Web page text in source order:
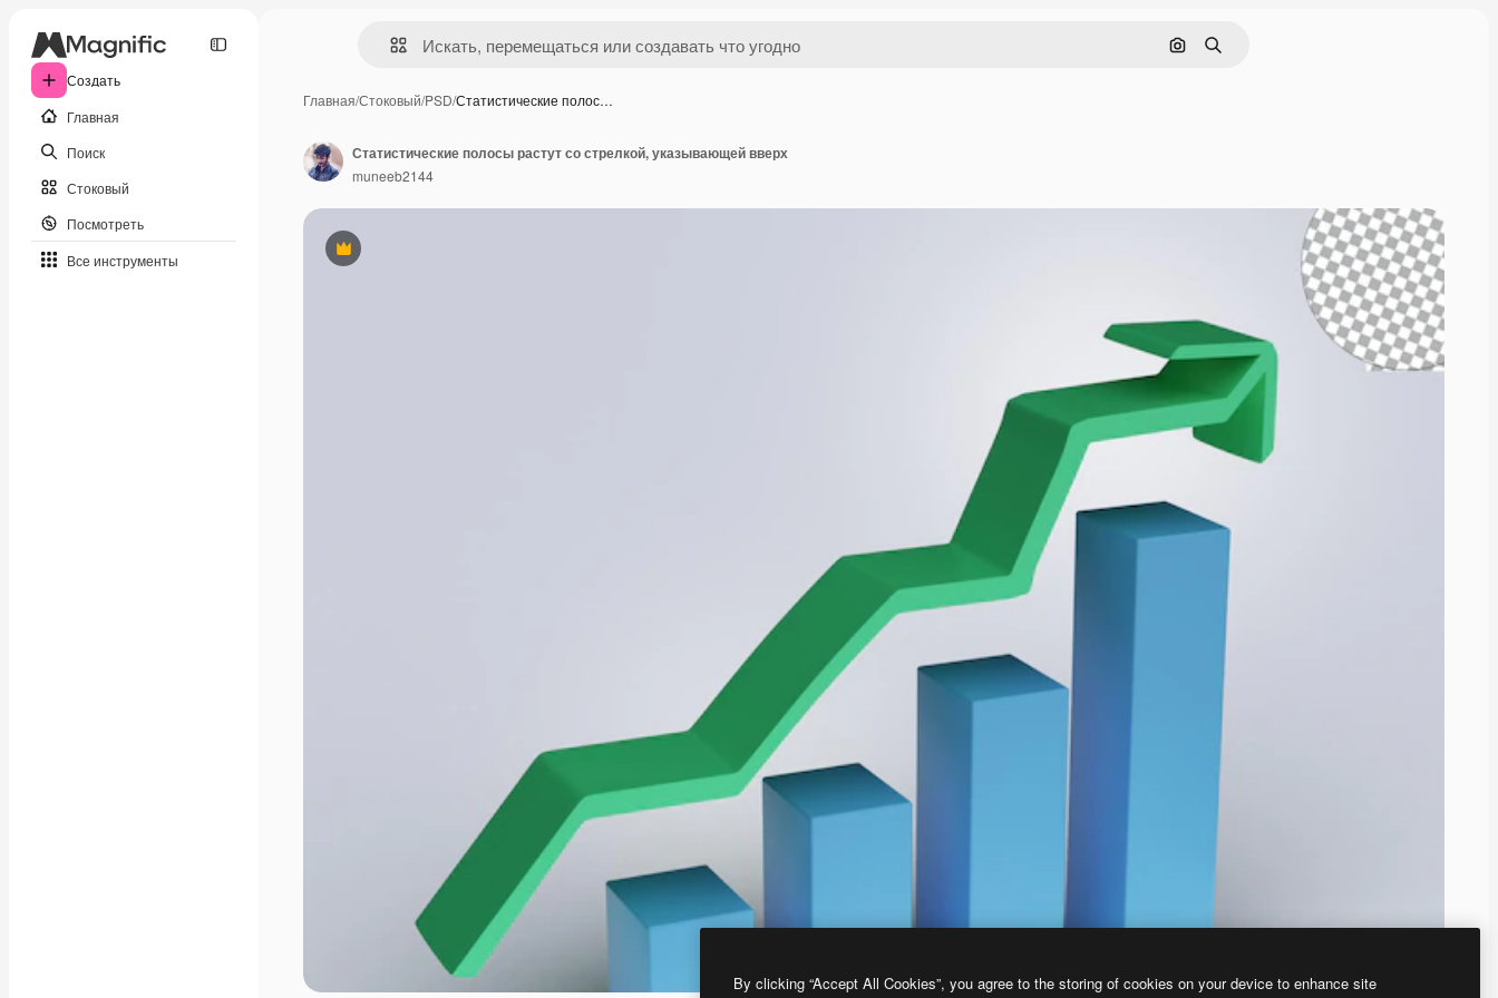
Создать
Главная
Поиск
Стоковый
Посмотреть
Все инструменты
Поиск по изображению
Поиск
Главная/Стоковый/PSD/Статистические полос…
Премиум
Статистические полосы растут со стрелкой, указывающей вверх
muneeb2144
By clicking “Accept All Cookies”, you agree to the storing of cookies on your device to enhance site